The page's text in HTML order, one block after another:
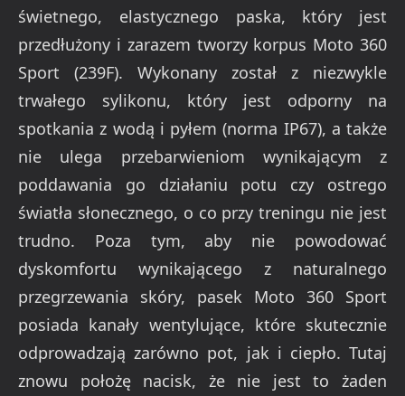
świetnego, elastycznego paska, który jest
przedłużony i zarazem tworzy korpus Moto 360
Sport (239F). Wykonany został z niezwykle
trwałego sylikonu, który jest odporny na
spotkania z wodą i pyłem (norma IP67), a także
nie ulega przebarwieniom wynikającym z
poddawania go działaniu potu czy ostrego
światła słonecznego, o co przy treningu nie jest
trudno. Poza tym, aby nie powodować
dyskomfortu wynikającego z naturalnego
przegrzewania skóry, pasek Moto 360 Sport
posiada kanały wentylujące, które skutecznie
odprowadzają zarówno pot, jak i ciepło. Tutaj
znowu położę nacisk, że nie jest to żaden